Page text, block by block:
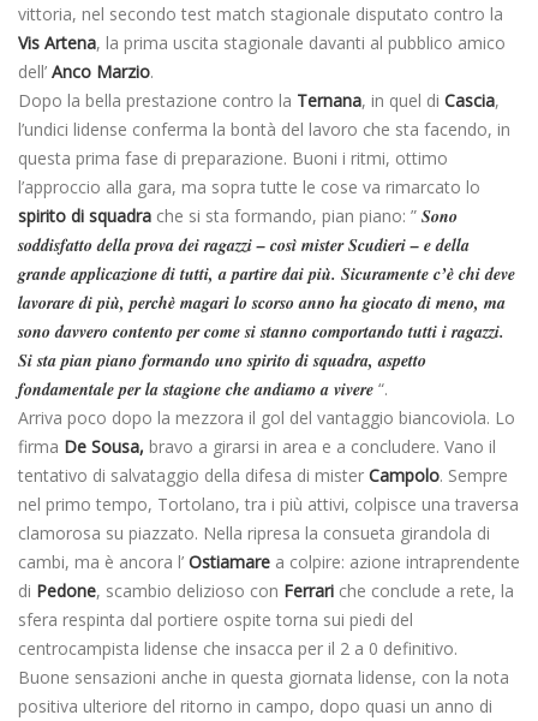
vittoria, nel secondo test match stagionale disputato contro la
Vis Artena, la prima uscita stagionale davanti al pubblico amico
dell’ Anco Marzio.
Dopo la bella prestazione contro la Ternana, in quel di Cascia,
l’undici lidense conferma la bontà del lavoro che sta facendo, in
questa prima fase di preparazione. Buoni i ritmi, ottimo
l’approccio alla gara, ma sopra tutte le cose va rimarcato lo
spirito di squadra che si sta formando, pian piano: ” Sono
soddisfatto della prova dei ragazzi – così mister Scudieri – e della
grande applicazione di tutti, a partire dai più. Sicuramente c’è chi deve
lavorare di più, perchè magari lo scorso anno ha giocato di meno, ma
sono davvero contento per come si stanno comportando tutti i ragazzi.
Si sta pian piano formando uno spirito di squadra, aspetto
fondamentale per la stagione che andiamo a vivere “.
Arriva poco dopo la mezzora il gol del vantaggio biancoviola. Lo
firma De Sousa, bravo a girarsi in area e a concludere. Vano il
tentativo di salvataggio della difesa di mister Campolo. Sempre
nel primo tempo, Tortolano, tra i più attivi, colpisce una traversa
clamorosa su piazzato. Nella ripresa la consueta girandola di
cambi, ma è ancora l’ Ostiamare a colpire: azione intraprendente
di Pedone, scambio delizioso con Ferrari che conclude a rete, la
sfera respinta dal portiere ospite torna sui piedi del
centrocampista lidense che insacca per il 2 a 0 definitivo.
Buone sensazioni anche in questa giornata lidense, con la nota
positiva ulteriore del ritorno in campo, dopo quasi un anno di